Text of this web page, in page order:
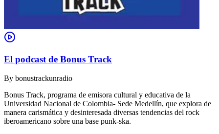
El podcast de Bonus Track
By bonustrackunradio
Bonus Track, programa de emisora cultural y educativa de la
Universidad Nacional de Colombia- Sede Medellín, que explora de
manera carismática y desinteresada diversas tendencias del rock
iberoamericano sobre una base punk-ska.